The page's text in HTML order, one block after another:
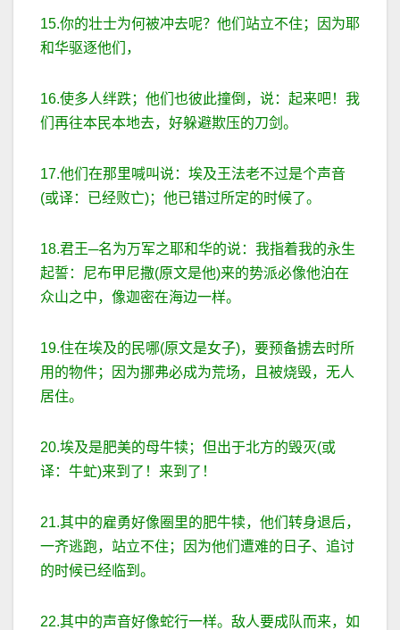
15.你的壮士为何被冲去呢？他们站立不住；因为耶
和华驱逐他们，
16.使多人绊跌；他们也彼此撞倒，说：起来吧！我
们再往本民本地去，好躲避欺压的刀剑。
17.他们在那里喊叫说：埃及王法老不过是个声音
(或译：已经败亡)；他已错过所定的时候了。
18.君王─名为万军之耶和华的说：我指着我的永生
起誓：尼布甲尼撒(原文是他)来的势派必像他泊在
众山之中，像迦密在海边一样。
19.住在埃及的民哪(原文是女子)，要预备掳去时所
用的物件；因为挪弗必成为荒场，且被烧毁，无人
居住。
20.埃及是肥美的母牛犊；但出于北方的毁灭(或
译：牛虻)来到了！来到了！
21.其中的雇勇好像圈里的肥牛犊，他们转身退后，
一齐逃跑，站立不住；因为他们遭难的日子、追讨
的时候已经临到。
22.其中的声音好像蛇行一样。敌人要成队而来，如